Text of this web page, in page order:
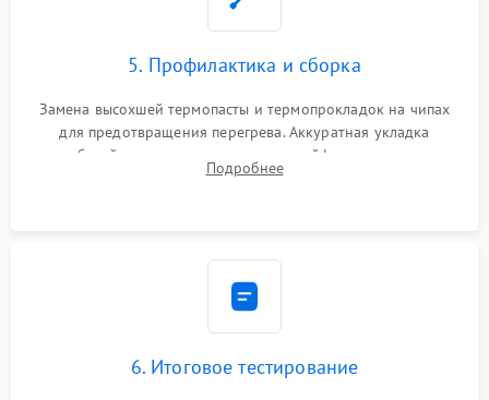
5. Профилактика и сборка
Замена высохшей термопасты и термопрокладок на чипах
для предотвращения перегрева. Аккуратная укладка
кабелей, подключение хрупких шлейфов матрицы и
надежная фиксация всех элементов внутри корпуса
Подробнее
6. Итоговое тестирование